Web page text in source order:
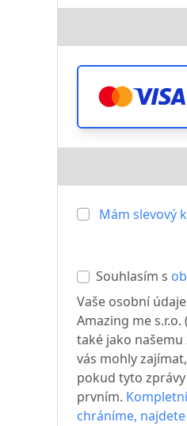
Mám slevový
Souhlasím s
Vaše osobní
Amazing me
také jako
vás mohly
pokud tyto
prvním.
chráníme, najdete